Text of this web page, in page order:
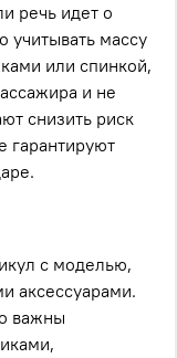
речь идет о
учитывать массу
или спинкой,
и не
снизить риск
гарантируют
с моделью,
аксессуарами.
важны